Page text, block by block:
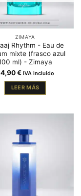
ZIMAYA
Rhythm - Eau de
mixte (frasco azul
ml) - Zimaya
€ IVA incluido
LEER MÁS